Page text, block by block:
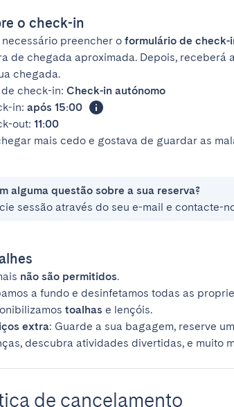
o check-in
necessário preencher o formulário de check-
de chegada aproximada. Depois, receberá
chegada.
check-in: Check-in autónomo
in: após 15:00
out: 11:00
mais cedo e gostava de guardar as
alguma questão sobre a sua reserva?
sessão através do seu e-mail e contacte-
não são permitidos.
a fundo e desinfetamos todas as
toalhas e lençóis.
extra: Guarde a sua bagagem, reserve
descubra atividades divertidas, e muito
de cancelamento